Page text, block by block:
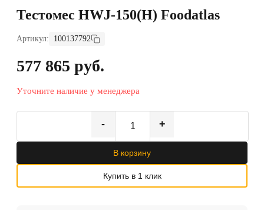
Тестомес HWJ-150(H) Foodatlas
Артикул: 100137792
577 865 руб.
Уточните наличие у менеджера
- +
В корзину
Купить в 1 клик